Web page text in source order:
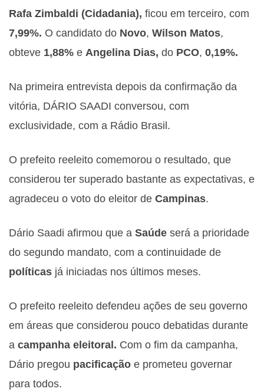
Rafa Zimbaldi (Cidadania), ficou em terceiro, com
7,99%. O candidato do Novo, Wilson Matos,
obteve 1,88% e Angelina Dias, do PCO, 0,19%.
Na primeira entrevista depois da confirmação da
vitória, DÁRIO SAADI conversou, com
exclusividade, com a Rádio Brasil.
O prefeito reeleito comemorou o resultado, que
considerou ter superado bastante as expectativas, e
agradeceu o voto do eleitor de Campinas.
Dário Saadi afirmou que a Saúde será a prioridade
do segundo mandato, com a continuidade de
políticas já iniciadas nos últimos meses.
O prefeito reeleito defendeu ações de seu governo
em áreas que considerou pouco debatidas durante
a campanha eleitoral. Com o fim da campanha,
Dário pregou pacificação e prometeu governar
para todos.